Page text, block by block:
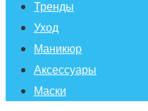
Тренды
Уход
Маникюр
Аксессуары
Маски